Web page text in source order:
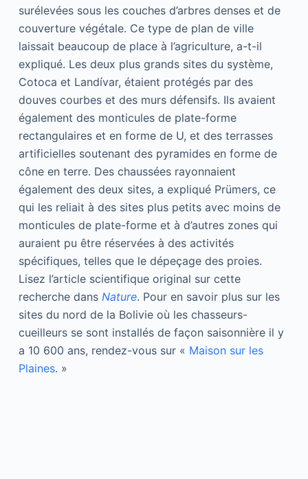
surélevées sous les couches d’arbres denses et de
couverture végétale. Ce type de plan de ville
laissait beaucoup de place à l’agriculture, a-t-il
expliqué. Les deux plus grands sites du système,
Cotoca et Landívar, étaient protégés par des
douves courbes et des murs défensifs. Ils avaient
également des monticules de plate-forme
rectangulaires et en forme de U, et des terrasses
artificielles soutenant des pyramides en forme de
cône en terre. Des chaussées rayonnaient
également des deux sites, a expliqué Prümers, ce
qui les reliait à des sites plus petits avec moins de
monticules de plate-forme et à d’autres zones qui
auraient pu être réservées à des activités
spécifiques, telles que le dépeçage des proies.
Lisez l’article scientifique original sur cette
recherche dans Nature. Pour en savoir plus sur les
sites du nord de la Bolivie où les chasseurs-
cueilleurs se sont installés de façon saisonnière il y
a 10 600 ans, rendez-vous sur « Maison sur les
Plaines. »